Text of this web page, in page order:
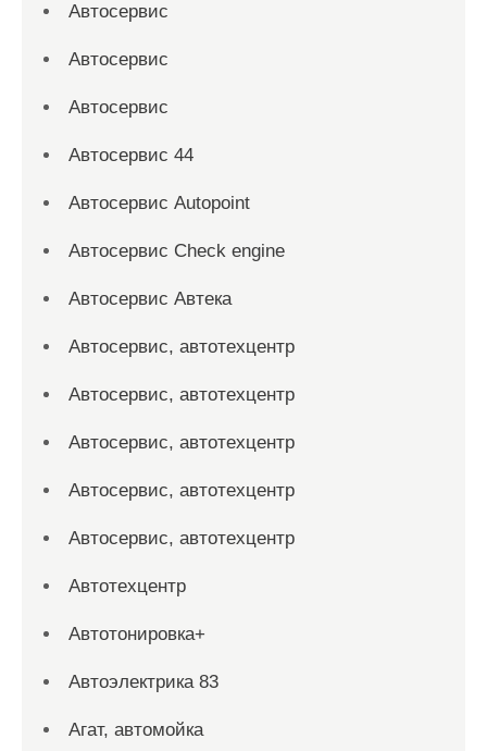
Автосервис
Автосервис
Автосервис
Автосервис 44
Автосервис Autopoint
Автосервис Check engine
Автосервис Автека
Автосервис, автотехцентр
Автосервис, автотехцентр
Автосервис, автотехцентр
Автосервис, автотехцентр
Автосервис, автотехцентр
Автотехцентр
Автотонировка+
Автоэлектрика 83
Агат, автомойка